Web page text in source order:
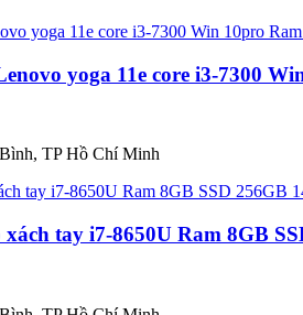
yoga 11e core i3-7300
TP Hồ Chí Minh
tay i7-8650U Ram 8GB